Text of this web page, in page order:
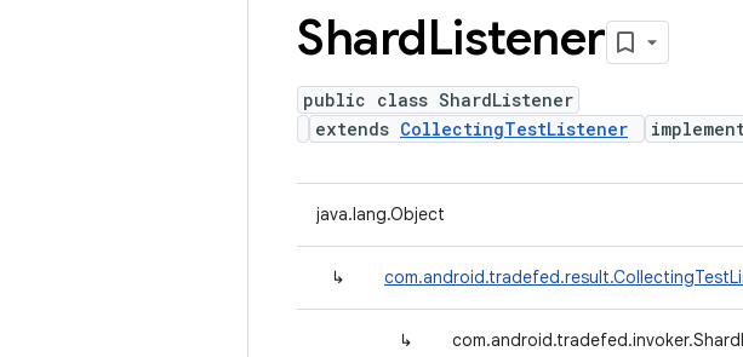
ShardListener
public class ShardListener
extends CollectingTestListener
java.lang.Object
↳
↳